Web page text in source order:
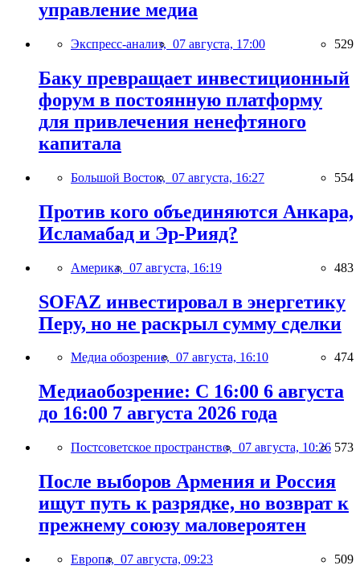
управление медиа
Экспресс-анализ, 07 августа, 17:00 529
Баку превращает инвестиционный
форум в постоянную платформу
для привлечения ненефтяного
капитала
Большой Восток, 07 августа, 16:27 554
Против кого объединяются Анкара,
Исламабад и Эр-Рияд?
Америка, 07 августа, 16:19 483
SOFAZ инвестировал в энергетику
Перу, но не раскрыл сумму сделки
Медиа обозрение, 07 августа, 16:10 474
Медиаобозрение: С 16:00 6 августа
до 16:00 7 августа 2026 года
Постсоветское пространство, 07 августа, 10:26 573
После выборов Армения и Россия
ищут путь к разрядке, но возврат к
прежнему союзу маловероятен
Европа, 07 августа, 09:23 509